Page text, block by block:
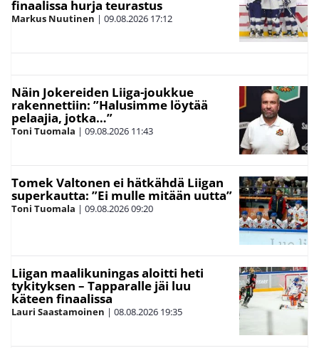
finaalissa hurja teurastus
Markus Nuutinen | 09.08.2026 17:12
Näin Jokereiden Liiga-joukkue
rakennettiin: ”Halusimme löytää
pelaajia, jotka…”
Toni Tuomala | 09.08.2026 11:43
Tomek Valtonen ei hätkähdä Liigan
superkautta: ”Ei mulle mitään uutta”
Toni Tuomala | 09.08.202609:20
Liigan maalikuningas aloitti heti
tykityksen – Tapparalle jäi luu
käteen finaalissa
Lauri Saastamoinen | 08.08.2026 19:35